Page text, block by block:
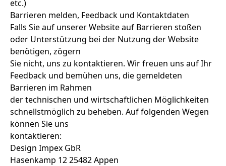
etc.)
Barrieren melden, Feedback und Kontaktdaten
Falls Sie auf unserer Website auf Barrieren stoßen
oder Unterstützung bei der Nutzung der Website
benötigen, zögern
Sie nicht, uns zu kontaktieren. Wir freuen uns auf Ihr
Feedback und bemühen uns, die gemeldeten
Barrieren im Rahmen
der technischen und wirtschaftlichen Möglichkeiten
schnellstmöglich zu beheben. Auf folgenden Wegen
können Sie uns
kontaktieren:
Design Impex GbR
Hasenkamp 12 25482 Appen